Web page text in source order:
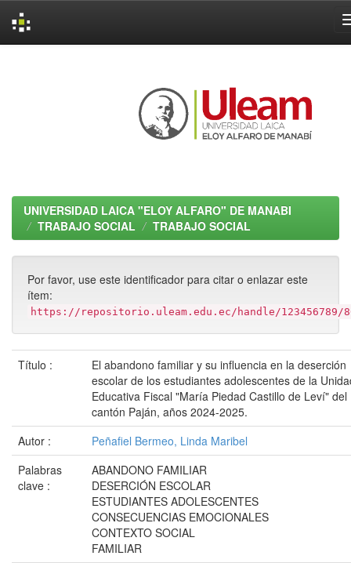
UNIVERSIDAD LAICA "ELOY ALFARO" DE MANABI
TRABAJO SOCIAL
TRABAJO SOCIAL
Por favor, use este identificador para citar o enlazar este
ítem:
https://repositorio.uleam.edu.ec/handle/123456789/
Título :
El abandono familiar y su influencia en la deserción
escolar de los estudiantes adolescentes de la
Educativa Fiscal "María Piedad Castillo de Leví" del
cantón Paján, años 2024-2025.
Autor :
Peñafiel Bermeo, Linda Maribel
Palabras
clave :
ABANDONO FAMILIAR
DESERCIÓN ESCOLAR
ESTUDIANTES ADOLESCENTES
CONSECUENCIAS EMOCIONALES
CONTEXTO SOCIAL
FAMILIAR